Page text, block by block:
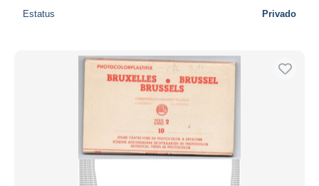
Estatus Privado